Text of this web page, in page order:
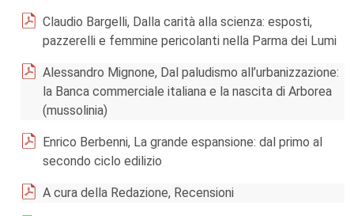
Claudio Bargelli, Dalla carità alla scienza: esposti,
pazzerelli e femmine pericolanti nella Parma dei Lumi
Alessandro Mignone, Dal paludismo all’urbanizzazione:
la Banca commerciale italiana e la nascita di Arborea
(mussolinia)
Enrico Berbenni, La grande espansione: dal primo al
secondo ciclo edilizio
A cura della Redazione, Recensioni